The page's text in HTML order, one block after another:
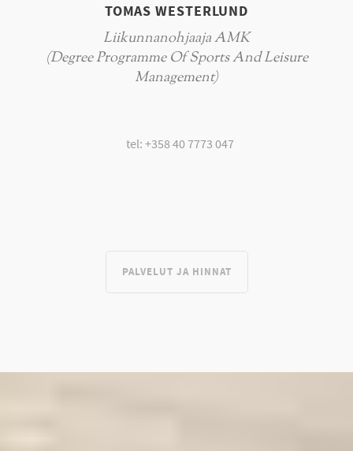
TOMAS WESTERLUND
Liikunnanohjaaja AMK
(Degree Programme Of Sports And Leisure
Management)
tel: +358 40 7773 047
PALVELUT JA HINNAT